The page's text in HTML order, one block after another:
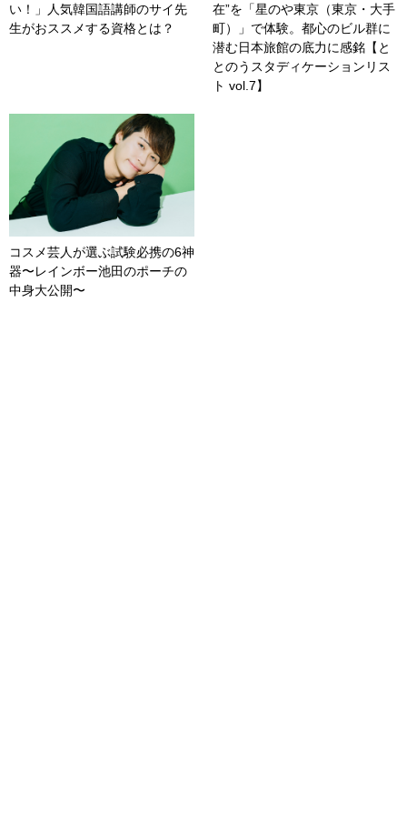
い！」人気韓国語講師のサイ先
生がおススメする資格とは？
在”を「星のや東京（東京・大手
町）」で体験。都心のビル群に
潜む日本旅館の底力に感銘【と
とのうスタディケーションリス
ト vol.7】
コスメ芸人が選ぶ試験必携の6神
器〜レインボー池田のポーチの
中身大公開〜